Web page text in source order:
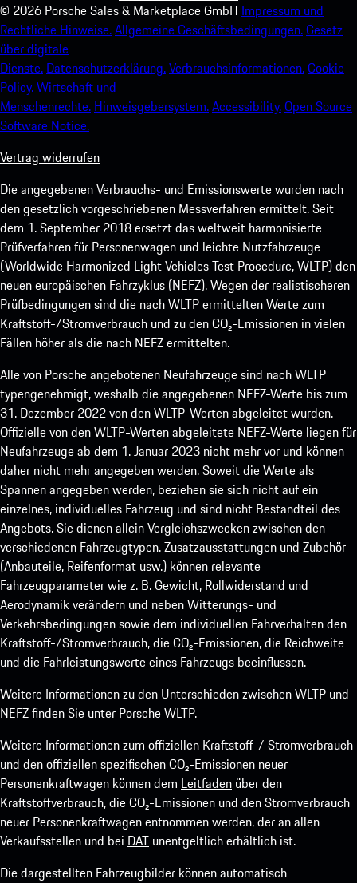
© 2026 Porsche Sales & Marketplace GmbH Impressum und
Rechtliche Hinweise.Allgemeine Geschäftsbedingungen.Gesetz
über digitale
Dienste. Datenschutzerklärung.Verbrauchsinformationen.Cookie
Policy.Wirtschaft und
Menschenrechte. Hinweisgebersystem.Accessibility.Open Source
Software Notice.
Vertrag widerrufen
Die angegebenen Verbrauchs- und Emissionswerte wurden nach
den gesetzlich vorgeschriebenen Messverfahren ermittelt. Seit
dem 1. September 2018 ersetzt das weltweit harmonisierte
Prüfverfahren für Personenwagen und leichte Nutzfahrzeuge
(Worldwide Harmonized Light Vehicles Test Procedure, WLTP) den
neuen europäischen Fahrzyklus (NEFZ). Wegen der realistischeren
Prüfbedingungen sind die nach WLTP ermittelten Werte zum
Kraftstoff-/Stromverbrauch und zu den CO₂-Emissionen in vielen
Fällen höher als die nach NEFZ ermittelten.
Alle von Porsche angebotenen Neufahrzeuge sind nach WLTP
typengenehmigt, weshalb die angegebenen NEFZ-Werte bis zum
31. Dezember 2022 von den WLTP-Werten abgeleitet wurden.
Offizielle von den WLTP-Werten abgeleitete NEFZ-Werte liegen für
Neufahrzeuge ab dem 1. Januar 2023 nicht mehr vor und können
daher nicht mehr angegeben werden. Soweit die Werte als
Spannen angegeben werden, beziehen sie sich nicht auf ein
einzelnes, individuelles Fahrzeug und sind nicht Bestandteil des
Angebots. Sie dienen allein Vergleichszwecken zwischen den
verschiedenen Fahrzeugtypen. Zusatzausstattungen und Zubehör
(Anbauteile, Reifenformat usw.) können relevante
Fahrzeugparameter wie z. B. Gewicht, Rollwiderstand und
Aerodynamik verändern und neben Witterungs- und
Verkehrsbedingungen sowie dem individuellen Fahrverhalten den
Kraftstoff-/Stromverbrauch, die CO₂-Emissionen, die Reichweite
und die Fahrleistungswerte eines Fahrzeugs beeinflussen.
Weitere Informationen zu den Unterschieden zwischen WLTP und
NEFZ finden Sie unter Porsche WLTP.
Weitere Informationen zum offiziellen Kraftstoff-/ Stromverbrauch
und den offiziellen spezifischen CO₂-Emissionen neuer
Personenkraftwagen können dem Leitfaden über den
Kraftstoffverbrauch, die CO₂-Emissionen und den Stromverbrauch
neuer Personenkraftwagen entnommen werden, der an allen
Verkaufsstellen und bei DAT unentgeltlich erhältlich ist.
Die dargestellten Fahrzeugbilder können automatisch